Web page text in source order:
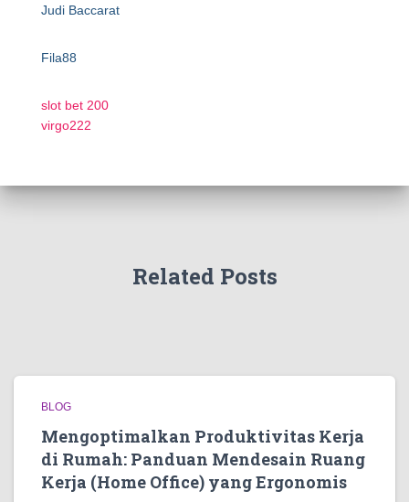
Judi Baccarat
Fila88
slot bet 200
virgo222
Related Posts
BLOG
Mengoptimalkan Produktivitas Kerja
di Rumah: Panduan Mendesain Ruang
Kerja (Home Office) yang Ergonomis